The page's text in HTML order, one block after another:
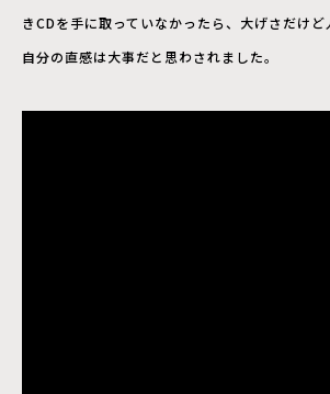
きCDを手に取っていなかったら、大げさだけど
自分の直感は大事だと思わされました。